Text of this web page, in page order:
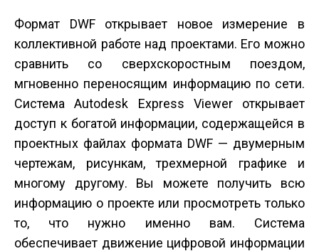
Формат DWF открывает новое измерение в
коллективной работе над проектами. Его можно
сравнить со сверхскоростным поездом,
мгновенно переносящим информацию по сети.
Система Autodesk Express Viewer открывает
доступ к богатой информации, содержащейся в
проектных файлах формата DWF — двумерным
чертежам, рисункам, трехмерной графике и
многому другому. Вы можете получить всю
информацию о проекте или просмотреть только
то, что нужно именно вам. Система
обеспечивает движение цифровой информации